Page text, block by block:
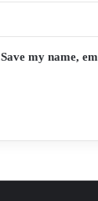
Save my name,